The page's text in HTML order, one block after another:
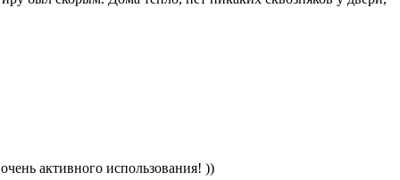
активного использования! ))